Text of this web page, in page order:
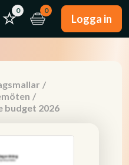
0 0
Logga in
/
/
budget 2026